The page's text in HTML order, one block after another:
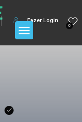
0
Fazer Login